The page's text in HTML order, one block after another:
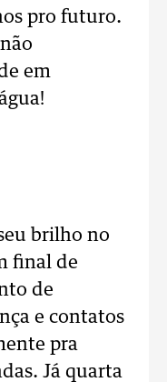
pro futuro.
em
brilho no
final de
de
e contatos
pra
Já quarta